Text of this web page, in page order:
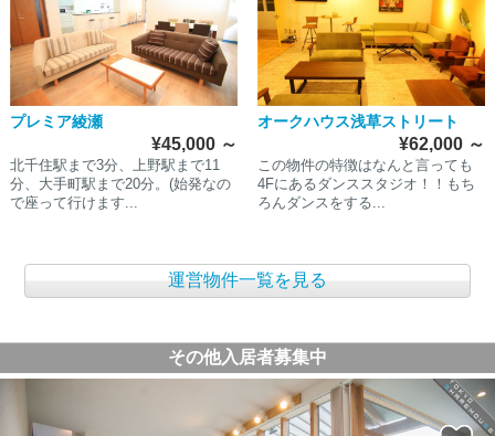
プレミア綾瀬
¥45,000 ～
北千住駅まで3分、上野駅まで11
分、大手町駅まで20分。(始発なの
で座って行けます...
オークハウス浅草ストリート
¥62,000 ～
この物件の特徴はなんと言っても
4Fにあるダンススタジオ！！もち
ろんダンスをする...
運営物件一覧を見る
その他入居者募集中